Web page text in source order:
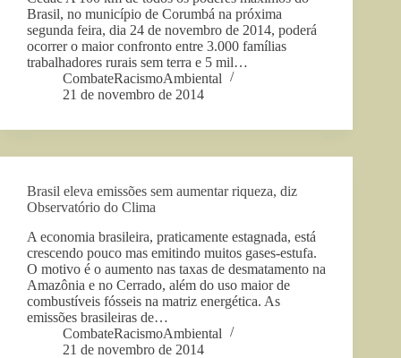
Brasil, no município de Corumbá na próxima
segunda feira, dia 24 de novembro de 2014, poderá
ocorrer o maior confronto entre 3.000 famílias
trabalhadores rurais sem terra e 5 mil…
CombateRacismoAmbiental
21 de novembro de 2014
Brasil eleva emissões sem aumentar riqueza, diz
Observatório do Clima
A economia brasileira, praticamente estagnada, está
crescendo pouco mas emitindo muitos gases-estufa.
O motivo é o aumento nas taxas de desmatamento na
Amazônia e no Cerrado, além do uso maior de
combustíveis fósseis na matriz energética. As
emissões brasileiras de…
CombateRacismoAmbiental
21 de novembro de 2014